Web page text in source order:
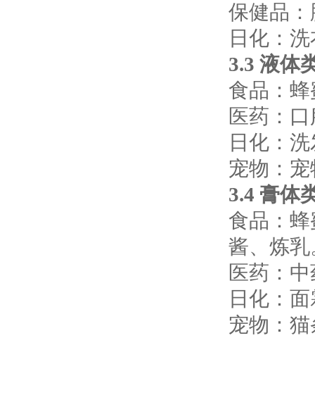
保健品
日化：
3.3 液体
食品：
医药：
日化：
宠物：
3.4 膏体
食品：
酱、炼乳
医药：
日化：
宠物：